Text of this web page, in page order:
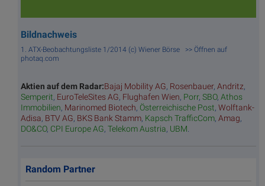
Bildnachweis
1. ATX-Beobachtungsliste 1/2014 (c) Wiener Börse >> Öffnen auf
photaq.com
Aktien auf dem Radar:Bajaj Mobility AG, Rosenbauer, Andritz,
Semperit, EuroTeleSites AG, Flughafen Wien, Porr, SBO, Athos
Immobilien, Marinomed Biotech, Österreichische Post, Wolftank-
Adisa, BTV AG, BKS Bank Stamm, Kapsch TrafficCom, Amag,
DO&CO, CPI Europe AG, Telekom Austria, UBM
Random Partner